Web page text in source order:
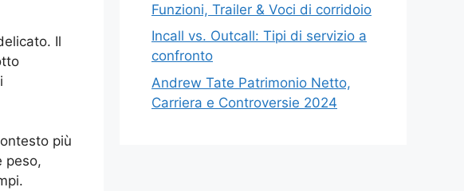
Il
più
peso,
Funzioni, Trailer & Voci di corridoio
Incall vs. Outcall: Tipi di servizio a
confronto
Andrew Tate Patrimonio Netto,
Carriera e Controversie 2024